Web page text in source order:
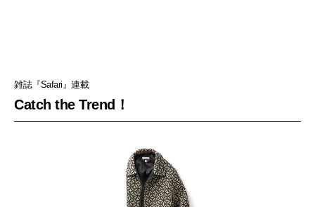
雑誌『Safari』連載
Catch the Trend！